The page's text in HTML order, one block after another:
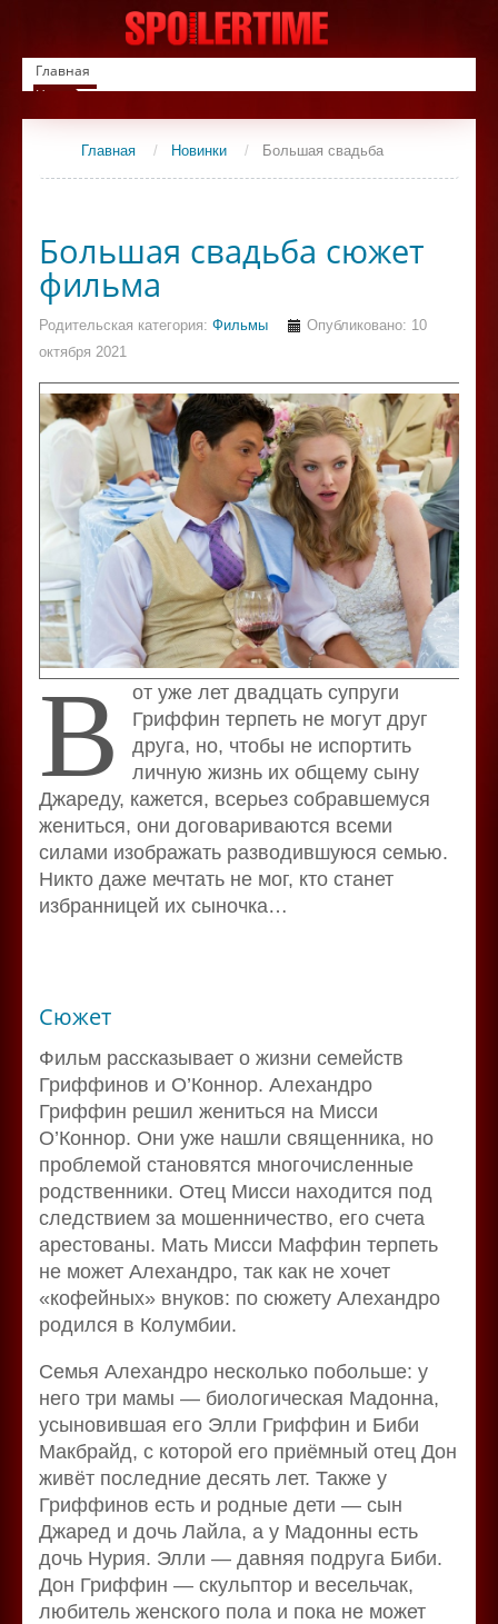
Главная
Новинки
Список фильмов
СериалыГлавная / Новинки / Большая свадьба
Большая свадьба сюжет
фильма
Родительская категория: Фильмы
Опубликовано: 10
октября 2021
В от уже лет двадцать супруги
Гриффин терпеть не могут друг
друга, но, чтобы не испортить
личную жизнь их общему сыну
Джареду, кажется, всерьез собравшемуся
жениться, они договариваются всеми
силами изображать разводившуюся семью.
Никто даже мечтать не мог, кто станет
избранницей их сыночка…
Сюжет
Фильм рассказывает о жизни семейств
Гриффинов и О’Коннор. Алехандро
Гриффин решил жениться на Мисси
О’Коннор. Они уже нашли священника, но
проблемой становятся многочисленные
родственники. Отец Мисси находится под
следствием за мошенничество, его счета
арестованы. Мать Мисси Маффин терпеть
не может Алехандро, так как не хочет
«кофейных» внуков: по сюжету Алехандро
родился в Колумбии.
Семья Алехандро несколько побольше: у
него три мамы — биологическая Мадонна,
усыновившая его Элли Гриффин и Биби
Макбрайд, с которой его приёмный отец Дон
живёт последние десять лет. Также у
Гриффинов есть и родные дети — сын
Джаред и дочь Лайла, а у Мадонны есть
дочь Нурия. Элли — давняя подруга Биби.
Дон Гриффин — скульптор и весельчак,
любитель женского пола и пока не может